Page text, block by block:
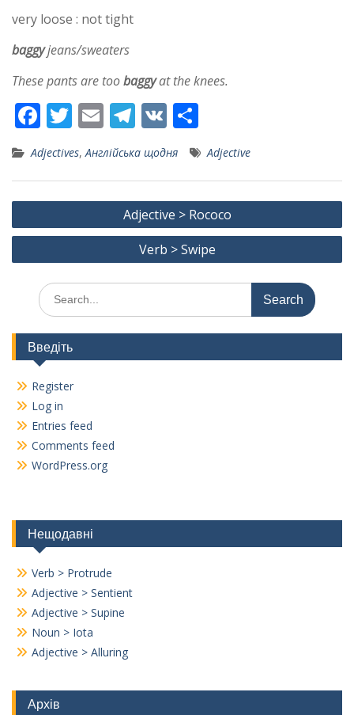
very loose : not tight
baggyjeans/sweaters
These pants are toobaggyat the knees.
F
ac
e
b
o
k
T
w
itt
er
E
m
ai
l
T
e
gr
a
m
V
h
ar
e
Adjectives,Англійська щодня Adjective
Post
navigation
Adjective > Rococo
Verb > Swipe
Search
for:
Введіть
Register
Log in
Entries feed
Comments feed
WordPress.org
Нещодавні
Verb > Protrude
Adjective > Sentient
Adjective > Supine
Noun > Iota
Adjective > Alluring
Архів